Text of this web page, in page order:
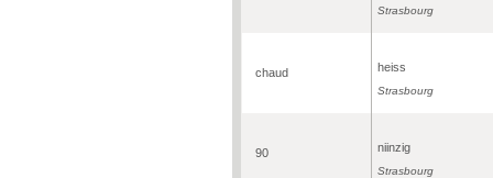
Strasbourg
chaud heiss
Strasbourg
90 niinzig
Strasbourg